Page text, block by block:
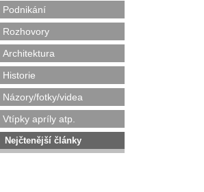
Podnikání
Rozhovory
Architektura
Historie
Názory/fotky/videa
Vtípky apríly atp.
Nejčtenější články